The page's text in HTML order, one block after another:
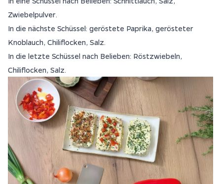
Zwiebelpulver.
In die nächste Schüssel: geröstete Paprika, gerösteter
Knoblauch, Chiliflocken, Salz.
In die letzte Schüssel nach Belieben: Röstzwiebeln,
Chiliflocken, Salz.